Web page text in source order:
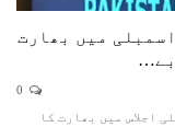
میں بھارت
بے…
اجلاس میں بھارت کا